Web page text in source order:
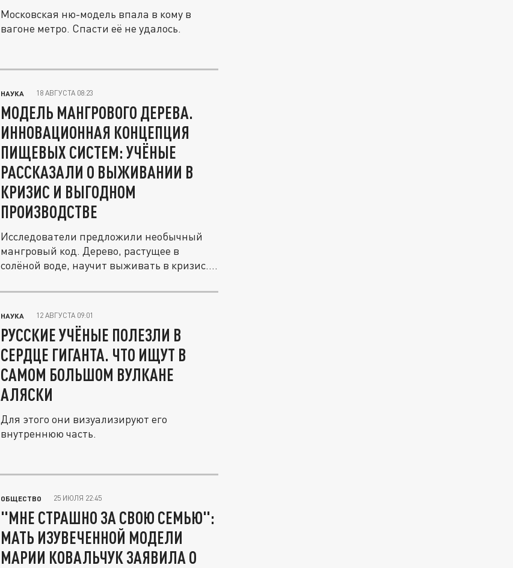
Московская ню-модель впала в кому в
вагоне метро. Спасти её не удалось.
НАУКА 18 АВГУСТА 08:23
МОДЕЛЬ МАНГРОВОГО ДЕРЕВА.
ИННОВАЦИОННАЯ КОНЦЕПЦИЯ
ПИЩЕВЫХ СИСТЕМ: УЧЁНЫЕ
РАССКАЗАЛИ О ВЫЖИВАНИИ В
КРИЗИС И ВЫГОДНОМ
ПРОИЗВОДСТВЕ
Исследователи предложили необычный
мангровый код. Дерево, растущее в
солёной воде, научит выживать в кризис....
НАУКА 12 АВГУСТА 09:01
РУССКИЕ УЧЁНЫЕ ПОЛЕЗЛИ В
СЕРДЦЕ ГИГАНТА. ЧТО ИЩУТ В
САМОМ БОЛЬШОМ ВУЛКАНЕ
АЛЯСКИ
Для этого они визуализируют его
внутреннюю часть.
ОБЩЕСТВО 25 ИЮЛЯ 22:45
"МНЕ СТРАШНО ЗА СВОЮ СЕМЬЮ":
МАТЬ ИЗУВЕЧЕННОЙ МОДЕЛИ
МАРИИ КОВАЛЬЧУК ЗАЯВИЛА О